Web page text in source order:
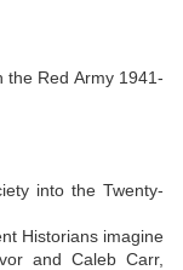
the Red Army 1941-
into the Twenty-
Historians imagine
and Caleb Carr,